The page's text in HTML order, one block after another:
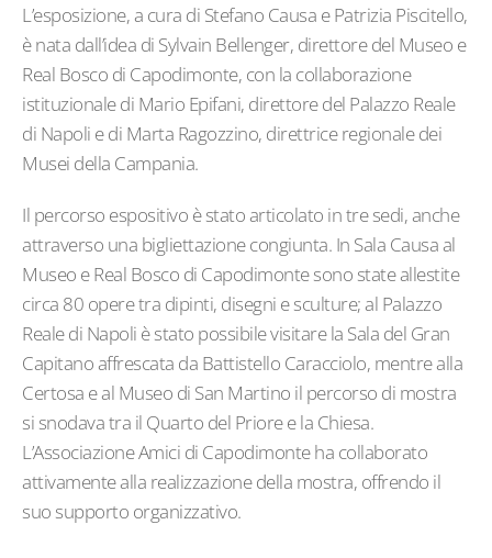
L’esposizione, a cura di Stefano Causa e Patrizia Piscitello,
è nata dall’idea di Sylvain Bellenger, direttore del Museo e
Real Bosco di Capodimonte, con la collaborazione
istituzionale di Mario Epifani, direttore del Palazzo Reale
di Napoli e di Marta Ragozzino, direttrice regionale dei
Musei della Campania.
Il percorso espositivo è stato articolato in tre sedi, anche
attraverso una bigliettazione congiunta. In Sala Causa al
Museo e Real Bosco di Capodimonte sono state allestite
circa 80 opere tra dipinti, disegni e sculture; al Palazzo
Reale di Napoli è stato possibile visitare la Sala del Gran
Capitano affrescata da Battistello Caracciolo, mentre alla
Certosa e al Museo di San Martino il percorso di mostra
si snodava tra il Quarto del Priore e la Chiesa.
L’Associazione Amici di Capodimonte ha collaborato
attivamente alla realizzazione della mostra, offrendo il
suo supporto organizzativo.